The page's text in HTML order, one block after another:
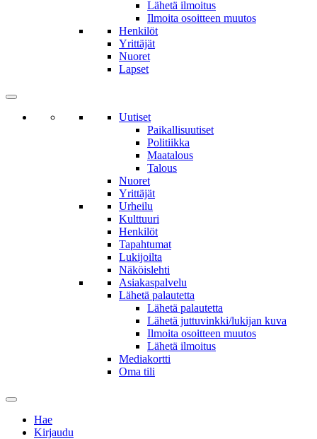
Lähetä ilmoitus
Ilmoita osoitteen muutos
Henkilöt
Yrittäjät
Nuoret
Lapset
Uutiset
Paikallisuutiset
Politiikka
Maatalous
Talous
Nuoret
Yrittäjät
Urheilu
Kulttuuri
Henkilöt
Tapahtumat
Lukijoilta
Näköislehti
Asiakaspalvelu
Lähetä palautetta
Lähetä palautetta
Lähetä juttuvinkki/lukijan kuva
Ilmoita osoitteen muutos
Lähetä ilmoitus
Mediakortti
Oma tili
Hae
Kirjaudu